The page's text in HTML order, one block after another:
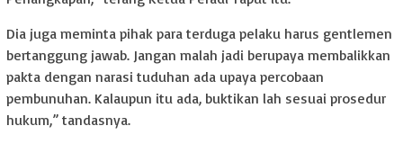
Dia juga meminta pihak para terduga pelaku harus gentlemen
bertanggung jawab. Jangan malah jadi berupaya membalikkan
pakta dengan narasi tuduhan ada upaya percobaan
pembunuhan. Kalaupun itu ada, buktikan lah sesuai prosedur
hukum,” tandasnya.